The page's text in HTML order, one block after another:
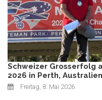
Schweizer Grosserfolg
2026 in Perth, Australien
Freitag, 8. Mai 2026